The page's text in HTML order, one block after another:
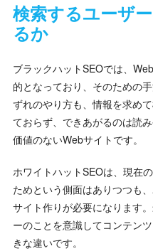
検索するユーザ
るか
ブラックハットSEOでは、
的となっており、そのための
ずれのやり方も、情報を求め
ておらず、できあがるのは読
価値のないWebサイトです。
ホワイトハットSEOは、現在
ためという側面はありつつも
サイト作りが必要になります
ーのことを意識してコンテン
きな違いです。